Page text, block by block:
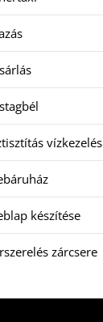
vízkezelés
készítése
zárcsere